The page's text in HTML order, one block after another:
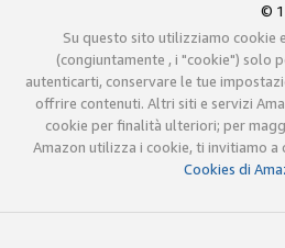
©
Su questo sito utilizziamo cookie
(congiuntamente , i "cookie") solo
autenticarti, conservare le tue
offrire contenuti. Altri siti e servizi
cookie per finalità ulteriori; per
Amazon utilizza i cookie, ti invitiamo a
Cookies di